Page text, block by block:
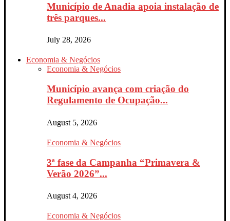
Município de Anadia apoia instalação de
três parques...
July 28, 2026
Economia & Negócios
Economia & Negócios
Município avança com criação do
Regulamento de Ocupação...
August 5, 2026
Economia & Negócios
3ª fase da Campanha “Primavera &
Verão 2026”...
August 4, 2026
Economia & Negócios